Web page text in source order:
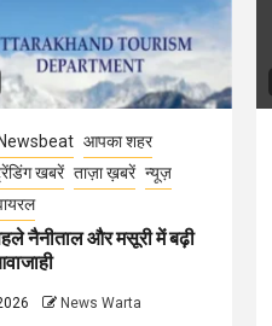
Newsbeat आपका शहर
खबरें ताज़ा ख़बरें न्यूज़
नैनीताल और मसूरी में बढ़ी
News Warta